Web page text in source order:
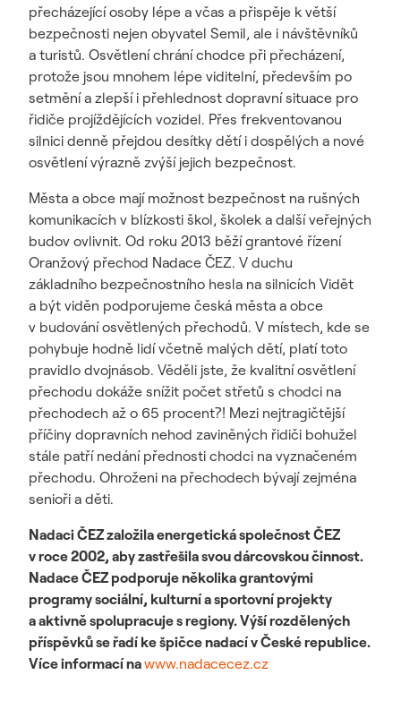
přecházející osoby lépe a včas a přispěje k větší
bezpečnosti nejen obyvatel Semil, ale i návštěvníků
a turistů. Osvětlení chrání chodce při přecházení,
protože jsou mnohem lépe viditelní, především po
setmění a zlepší i přehlednost dopravní situace pro
řidiče projíždějících vozidel. Přes frekventovanou
silnici denně přejdou desítky dětí i dospělých a nové
osvětlení výrazně zvýší jejich bezpečnost.
Města a obce mají možnost bezpečnost na rušných
komunikacích v blízkosti škol, školek a další veřejných
budov ovlivnit. Od roku 2013 běží grantové řízení
Oranžový přechod Nadace ČEZ. V duchu
základního bezpečnostního hesla na silnicích Vidět
a být viděn podporujeme česká města a obce
v budování osvětlených přechodů. V místech, kde se
pohybuje hodně lidí včetně malých dětí, platí toto
pravidlo dvojnásob. Věděli jste, že kvalitní osvětlení
přechodu dokáže snížit počet střetů s chodci na
přechodech až o 65 procent?! Mezi nejtragičtější
příčiny dopravních nehod zaviněných řidiči bohužel
stále patří nedání přednosti chodci na vyznačeném
přechodu. Ohroženi na přechodech bývají zejména
senioři a děti.
Nadaci ČEZ založila energetická společnost ČEZ
v roce 2002, aby zastřešila svou dárcovskou činnost.
Nadace ČEZ podporuje několika grantovými
programy sociální, kulturní a sportovní projekty
a aktivně spolupracuje s regiony.Výší rozdělených
příspěvků se řadí ke špičce nadací v České republice.
Více informací nawww.nadacecez.cz